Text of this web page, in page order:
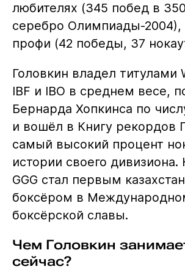
любителях (345 побед в
серебро Олимпиады-2004),
профи (42 победы, 37
Головкин владел титулами
IBF и IBO в среднем весе,
Бернарда Хопкинса по
и вошёл в Книгу рекордов
самый высокий процент
истории своего дивизиона.
GGG стал первым
боксёром в
боксёрской славы.
Чем Головкин
сейчас?